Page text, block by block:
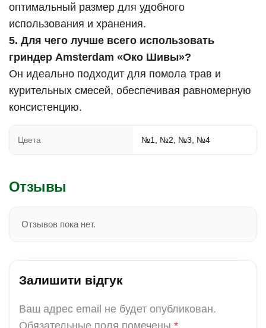
оптимальный размер для удобного
использования и хранения.
5. Для чего лучше всего использовать
гриндер Amsterdam «Око Шивы»?
Он идеально подходит для помола трав и
курительных смесей, обеспечивая равномерную
консистенцию.
Цвета №1, №2, №3, №4
Отзывы
Отзывов пока нет.
Залишити відгук
Ваш адрес email не будет опубликован.
Обязательные поля помечены *